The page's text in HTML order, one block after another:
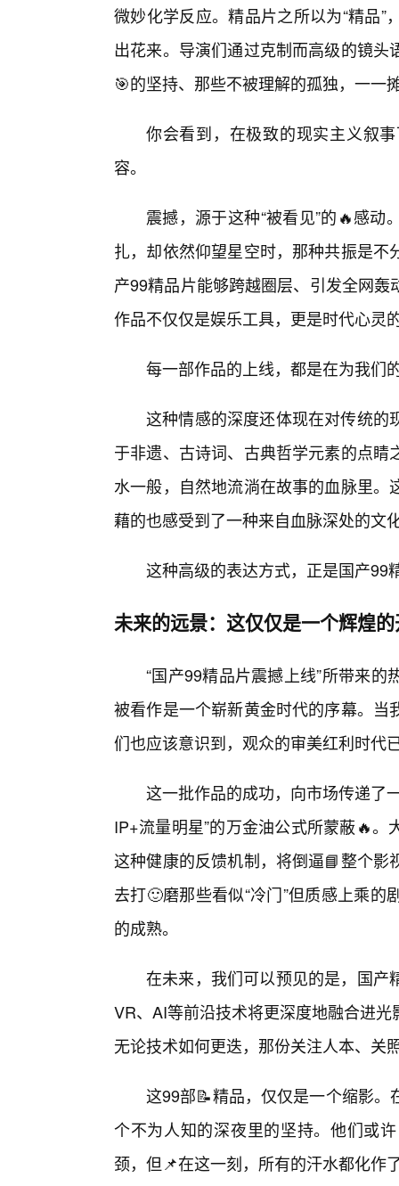
微妙化学反应。精品片之所以为“精品
出花来。导演们通过克制而高级的镜
🎯的坚持、那些不被理解的孤独，一一
你会看到，在极致的现实主义叙
容。
震撼，源于这种“被看见”的🔥感
扎，却依然仰望星空时，那种共振是
产99精品片能够跨越圈层、引发全网
作品不仅仅是娱乐工具，更是时代心灵
每一部作品的上线，都是在为我们
这种情感的深度还体现在对传统的
于非遗、古诗词、古典哲学元素的点
水一般，自然地流淌在故事的血脉里
藉的也感受到了一种来自血脉深处的文
这种高级的表达方式，正是国产99
未来的远景：这仅仅是一个辉煌
“国产99精品片震撼上线”所带来
被看作是一个崭新黄金时代的序幕。
们也应该意识到，观众的审美红利时代
这一批作品的成功，向市场传递了
IP+流量明星”的万金油公式所蒙蔽🔥
这种健康的反馈机制，将倒逼📘整个
去打🙂磨那些看似“冷门”但质感上乘
的成熟。
在未来，我们可以预见的是，国产
VR、AI等前沿技术将更深度地融合进
无论技术如何更迭，那份关注人本、关
这99部📝精品，仅仅是一个缩影
个不为人知的深夜里的坚持。他们或
颈，但📌在这一刻，所有的汗水都化作